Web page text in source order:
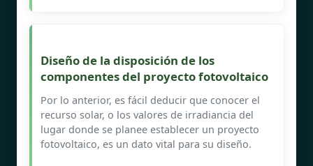
Diseño de la disposición de los
componentes del proyecto fotovoltaico
Por lo anterior, es fácil deducir que conocer el
recurso solar, o los valores de irradiancia del
lugar donde se planee establecer un proyecto
fotovoltaico, es un dato vital para su diseño.